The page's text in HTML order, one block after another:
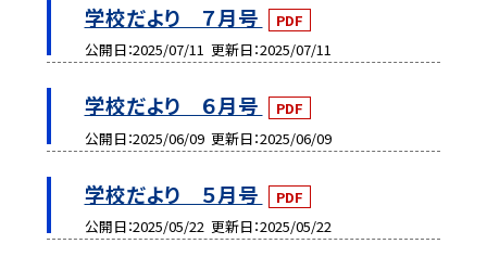
学校だより ７月号
PDF
公開日 2025/07/11 更新日 2025/07/11
学校だより ６月号
PDF
公開日 2025/06/09 更新日 2025/06/09
学校だより ５月号
PDF
公開日 2025/05/22 更新日 2025/05/22